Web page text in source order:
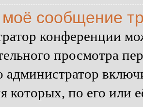
сообщение
конференции
просмотра
администратор
которых, по его или